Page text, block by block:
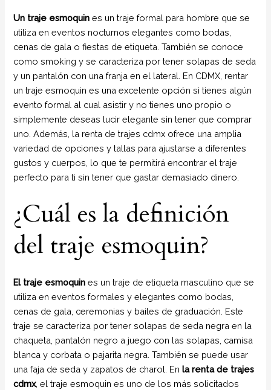
Un traje esmoquin es un traje formal para hombre que se
utiliza en eventos nocturnos elegantes como bodas,
cenas de gala o fiestas de etiqueta. También se conoce
como smoking y se caracteriza por tener solapas de seda
y un pantalón con una franja en el lateral. En CDMX, rentar
un traje esmoquin es una excelente opción si tienes algún
evento formal al cual asistir y no tienes uno propio o
simplemente deseas lucir elegante sin tener que comprar
uno. Además, la renta de trajes cdmx ofrece una amplia
variedad de opciones y tallas para ajustarse a diferentes
gustos y cuerpos, lo que te permitirá encontrar el traje
perfecto para ti sin tener que gastar demasiado dinero.
¿Cuál es la definición
del traje esmoquin?
El traje esmoquin es un traje de etiqueta masculino que se
utiliza en eventos formales y elegantes como bodas,
cenas de gala, ceremonias y bailes de graduación. Este
traje se caracteriza por tener solapas de seda negra en la
chaqueta, pantalón negro a juego con las solapas, camisa
blanca y corbata o pajarita negra. También se puede usar
una faja de seda y zapatos de charol. Enla renta de trajes
cdmx, el traje esmoquin es uno de los más solicitados